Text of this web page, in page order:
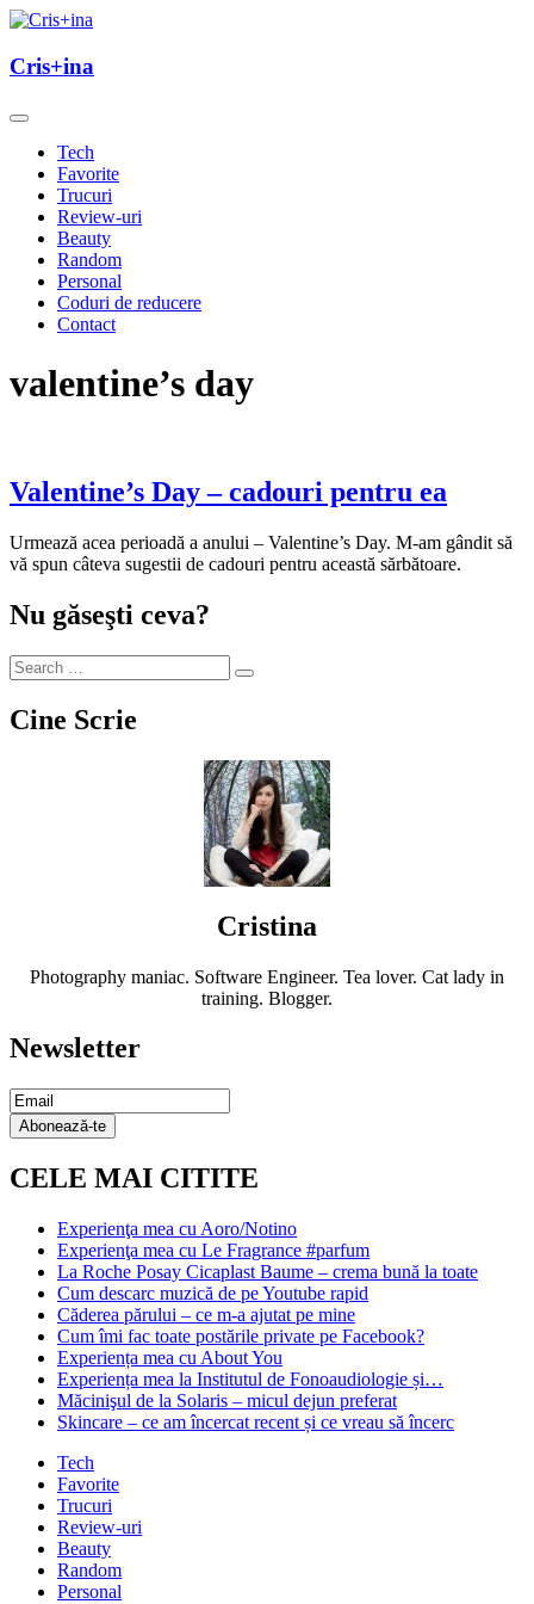
Skip
content
Cris+ina
Cris+ina
Tech
Favorite
Trucuri
Review-uri
Beauty
Random
Personal
Coduri de reducere
Contact
valentine’s day
Valentine’s Day – cadouri pentru ea
Urmează acea perioadă a anului – Valentine’s Day. M-am gândit să
vă spun câteva sugestii de cadouri pentru această sărbătoare.
Nu găseşti ceva?
Cine Scrie
Cristina
Photography maniac. Software Engineer. Tea lover. Cat lady in
training. Blogger.
Newsletter
Email
Subscription
Abonează-te
CELE MAI CITITE
Experienţa mea cu Aoro/Notino
Experienţa mea cu Le Fragrance #parfum
La Roche Posay Cicaplast Baume – crema bună la toate
Cum descarc muzică de pe Youtube rapid
Căderea părului – ce m-a ajutat pe mine
Cum îmi fac toate postările private pe Facebook?
Experiența mea cu About You
Experiența mea la Institutul de Fonoaudiologie și…
Măcinişul de la Solaris – micul dejun preferat
Skincare – ce am încercat recent și ce vreau să încerc
Tech
Favorite
Trucuri
Review-uri
Beauty
Random
Personal